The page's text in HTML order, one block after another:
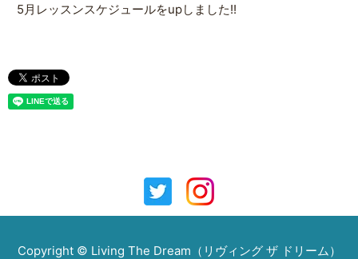
5月レッスンスケジュールをupしました!!
Copyright © Living The Dream（リヴィング ザ ドリーム）